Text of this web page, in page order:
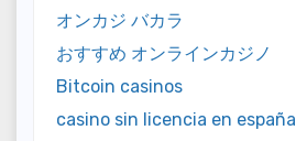
オンカジ バカラ
おすすめ オンラインカジノ
Bitcoin casinos
casino sin licencia en españa